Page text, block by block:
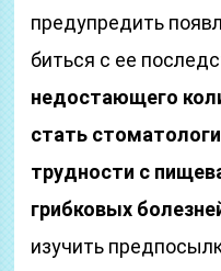
предупредить
биться с ее
недостающего
стать
трудности с
грибковых
изучить